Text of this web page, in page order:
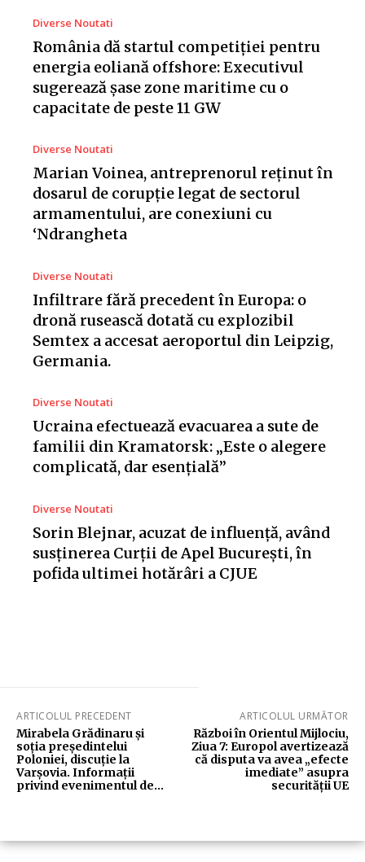
Diverse Noutati
România dă startul competiției pentru
energia eoliană offshore: Executivul
sugerează șase zone maritime cu o
capacitate de peste 11 GW
Diverse Noutati
Marian Voinea, antreprenorul reținut în
dosarul de corupție legat de sectorul
armamentului, are conexiuni cu
‘Ndrangheta
Diverse Noutati
Infiltrare fără precedent în Europa: o
dronă rusească dotată cu explozibil
Semtex a accesat aeroportul din Leipzig,
Germania.
Diverse Noutati
Ucraina efectuează evacuarea a sute de
familii din Kramatorsk: „Este o alegere
complicată, dar esențială”
Diverse Noutati
Sorin Blejnar, acuzat de influență, având
susținerea Curții de Apel București, în
pofida ultimei hotărâri a CJUE
ARTICOLUL PRECEDENT
Mirabela Grădinaru și
soția președintelui
Poloniei, discuție la
Varșovia. Informații
privind evenimentul de…
ARTICOLUL URMĂTOR
Război în Orientul Mijlociu,
Ziua 7: Europol avertizează
că disputa va avea „efecte
imediate” asupra
securității UE